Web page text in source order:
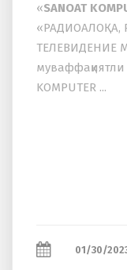
«SANOAT
ТЕЛЕВИДЕНИЕ
KOMPUTER ...
01/30/